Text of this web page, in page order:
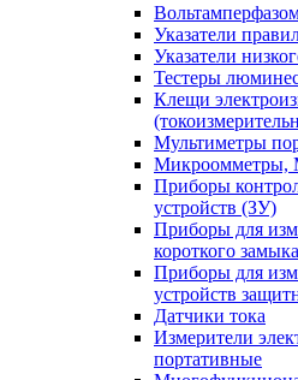
Указатели
Указатели
Тестеры
Клещи
Мультиметры
Микроомметры,
Приборы
устройств (ЗУ)
Приборы для
короткого
Приборы для
устройств
Датчики тока
Измерители
портативные